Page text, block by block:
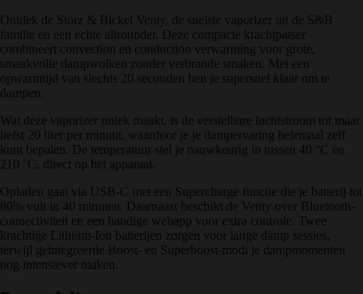
Ontdek de Storz & Bickel Venty, de snelste vaporizer uit de S&B
familie en een echte allrounder. Deze compacte krachtpatser
combineert convection en conduction verwarming voor grote,
smaakvolle dampwolken zonder verbrande smaken. Met een
opwarmtijd van slechts 20 seconden ben je supersnel klaar om te
dampen.
Wat deze vaporizer uniek maakt, is de verstelbare luchtstroom tot maar
liefst 20 liter per minuut, waardoor je je dampervaring helemaal zelf
kunt bepalen. De temperatuur stel je nauwkeurig in tussen 40 °C en
210 °C, direct op het apparaat.
Opladen gaat via USB-C met een Supercharge functie die je batterij tot
80% vult in 40 minuten. Daarnaast beschikt de Venty over Bluetooth-
connectiviteit en een handige webapp voor extra controle. Twee
krachtige Lithium-Ion batterijen zorgen voor lange damp sessies,
terwijl geïntegreerde Boost- en Superboost-modi je dampmomenten
nog intensiever maken.